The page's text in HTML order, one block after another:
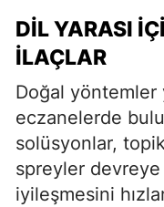
DIL YARASI
İLAÇLAR
Doğal yöntemler
eczanelerde
solüsyonlar,
spreyler devreye
iyileşmesini